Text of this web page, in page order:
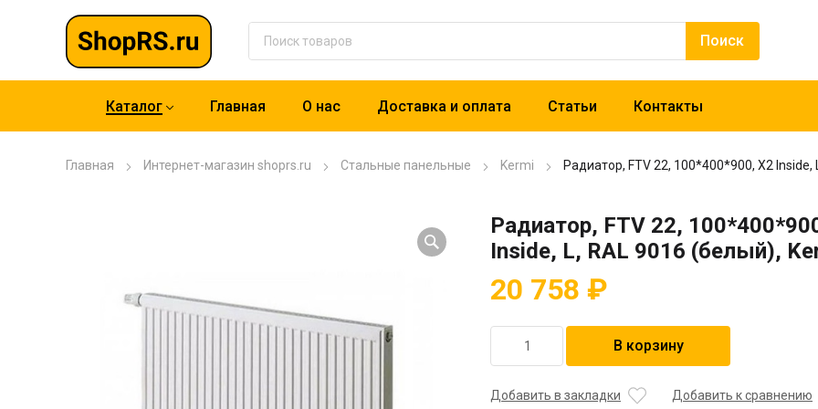
Каталог Главная О нас Доставка и оплата Статьи Контакты
Главная Интернет-магазин shoprs.ru Стальные панельные Kermi Радиатор, FTV 22, 100*400*900, X2
Радиатор, FTV 22,
Inside, L, RAL 9016 (белый),
20 758 ₽
товара
FTV
В корзину
Добавить в закладки Добавить к сравнению